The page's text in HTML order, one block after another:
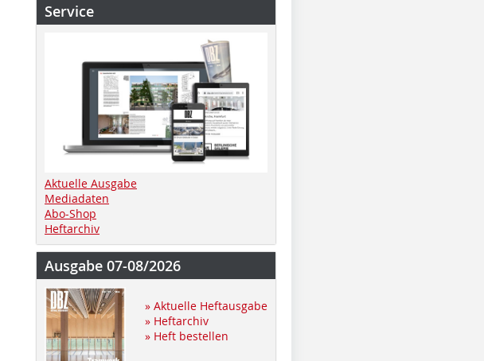
Service
Aktuelle Ausgabe
Mediadaten
Abo-Shop
Heftarchiv
Ausgabe 07-08/2026
» Aktuelle Heftausgabe
» Heftarchiv
» Heft bestellen